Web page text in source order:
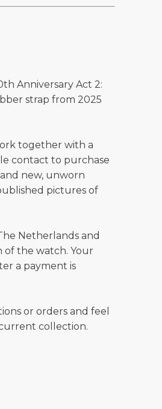
Anniversary Act 2:
strap from 2025
together with a
contact to purchase
new, unworn
pictures of
Netherlands and
of the watch. Your
a payment is
or orders and feel
collection.